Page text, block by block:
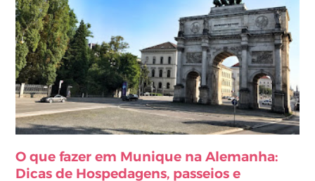
O que fazer em Munique na Alemanha:
Dicas de Hospedagens, passeios e